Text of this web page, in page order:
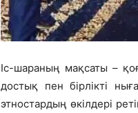
Іс-шараның мақсаты –
достық пен бірлікті
этностардың өкілдері